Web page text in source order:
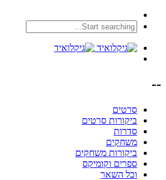
--
סרטים
ביקורות סרטים
סדרות
משחקים
ביקורות משחקים
ספרים וקומיקס
וכל השאר